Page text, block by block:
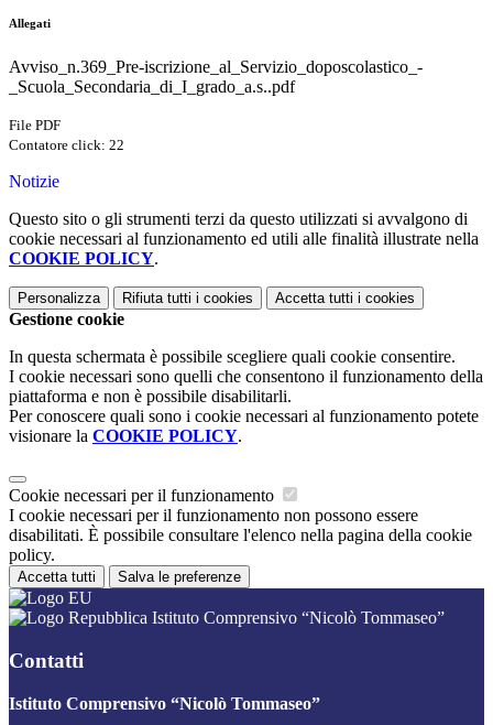
Allegati
Avviso_n.369_Pre-iscrizione_al_Servizio_doposcolastico_-
_Scuola_Secondaria_di_I_grado_a.s..pdf
File PDF
Contatore click: 22
Notizie
Questo sito o gli strumenti terzi da questo utilizzati si avvalgono di
cookie necessari al funzionamento ed utili alle finalità illustrate nella
COOKIE POLICY.
Personalizza Rifiuta tutti i cookies Accetta tutti i cookies
Gestione cookie
In questa schermata è possibile scegliere quali cookie consentire.
I cookie necessari sono quelli che consentono il funzionamento della
piattaforma e non è possibile disabilitarli.
Per conoscere quali sono i cookie necessari al funzionamento potete
visionare la COOKIE POLICY.
Cookie necessari per il funzionamento
I cookie necessari per il funzionamento non possono essere
disabilitati. È possibile consultare l'elenco nella pagina della cookie
policy.
Accetta tutti Salva le preferenze
Istituto Comprensivo “Nicolò Tommaseo”
Contatti
Istituto Comprensivo “Nicolò Tommaseo”